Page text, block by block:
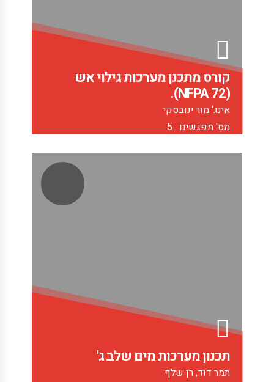
קורס מתכנן מערכות גילוי אש
(NFPA 72).
אינג' מור ינובסקי
מס' מפגשים : 5
תכנון מערכות מים שלב ג'
תמר דוד, רן שלף